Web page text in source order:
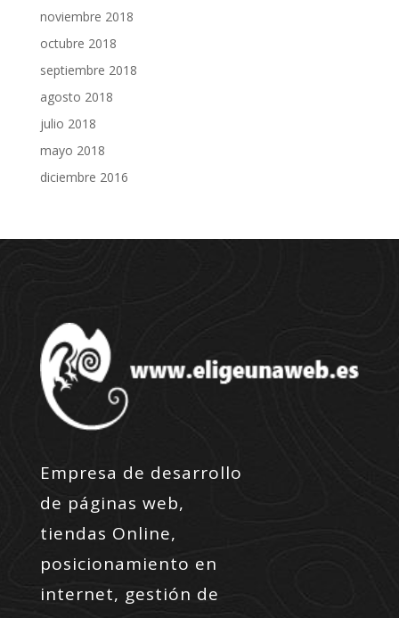
noviembre 2018
octubre 2018
septiembre 2018
agosto 2018
julio 2018
mayo 2018
diciembre 2016
Empresa de desarrollo
de páginas web,
tiendas Online,
posicionamiento en
internet, gestión de